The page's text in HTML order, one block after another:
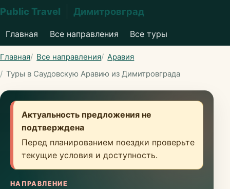
Public Travel Димитровград
Главная Все направления Все туры
Главная Все направления
Аравия
Туры в Саудовскую Аравию из Димитровграда
Актуальность предложения не
подтверждена
Перед планированием поездки проверьте
текущие условия и доступность.
НАПРАВЛЕНИЕ